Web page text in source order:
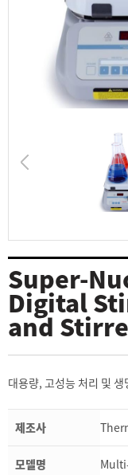
Super-
Digital
and
대용량, 고성능 처리 및
제조사
모델명